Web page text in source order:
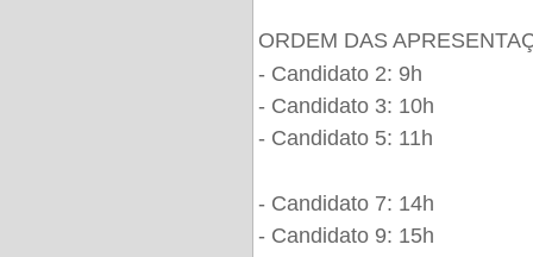
ORDEM DAS
- Candidato 2: 9h
- Candidato 3: 10h
- Candidato 5: 11h
- Candidato 7: 14h
- Candidato 9: 15h